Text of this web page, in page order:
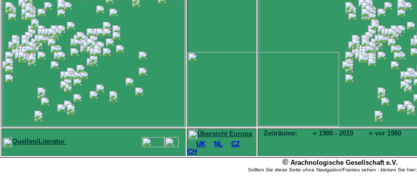
Quellen/Literatur
Übersicht Europa
UK
NL
CZ
CH
Zeiträume: = 1980 - 2019 = vor 1980
© Arachnologische Gesellschaft e.V.
Sollten Sie diese Seite ohne Navigation/Frames sehen - klicken Sie hier: